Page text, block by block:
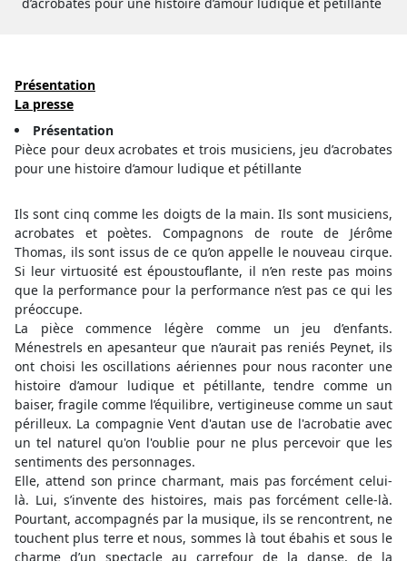
Présentation
La presse
Présentation
Pièce pour deux acrobates et trois musiciens, jeu d’acrobates
pour une histoire d’amour ludique et pétillante
Ils sont cinq comme les doigts de la main. Ils sont musiciens,
acrobates et poètes. Compagnons de route de Jérôme
Thomas, ils sont issus de ce qu’on appelle le nouveau cirque.
Si leur virtuosité est époustouflante, il n’en reste pas moins
que la performance pour la performance n’est pas ce qui les
préoccupe.
La pièce commence légère comme un jeu d’enfants.
Ménestrels en apesanteur que n’aurait pas reniés Peynet, ils
ont choisi les oscillations aériennes pour nous raconter une
histoire d’amour ludique et pétillante, tendre comme un
baiser, fragile comme l’équilibre, vertigineuse comme un saut
périlleux. La compagnie Vent d'autan use de l'acrobatie avec
un tel naturel qu'on l'oublie pour ne plus percevoir que les
sentiments des personnages.
Elle, attend son prince charmant, mais pas forcément celui-
là. Lui, s’invente des histoires, mais pas forcément celle-là.
Pourtant, accompagnés par la musique, ils se rencontrent, ne
touchent plus terre et nous, sommes là tout ébahis et sous le
charme d’un spectacle au carrefour de la danse, de la